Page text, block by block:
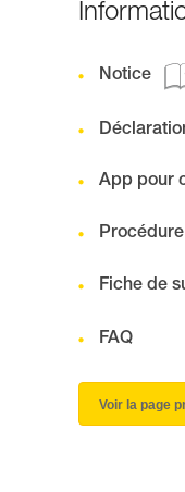
Notice
App pour
Fiche de
FAQ
Voir la page